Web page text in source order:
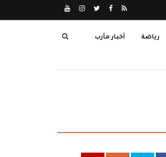
رياضة أخبار مأرب